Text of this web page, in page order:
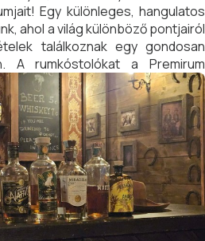
Egy különleges, hangulatos
ahol a világ különböző pontjairól
találkoznak egy gondosan
A rumkóstolókat a Premirum
aki szívesen segít a prémium
elmélyítésében. Célunk, hogy
a hozzá legközelebb álló
gazdag utazásra!